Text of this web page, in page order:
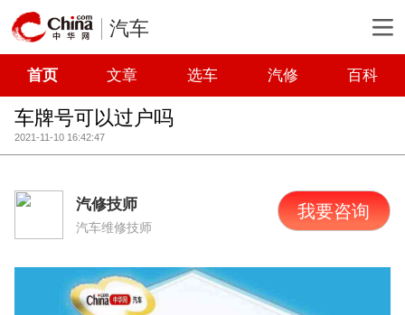
汽车
首页 文章 选车 汽修 百科
车牌号可以过户吗
2021-11-10 16:42:47
汽修技师
汽车维修技师
我要咨询